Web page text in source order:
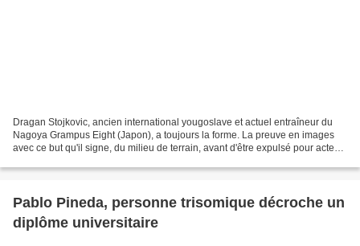
Dragan Stojkovic, ancien international yougoslave et actuel entraîneur du
Nagoya Grampus Eight (Japon), a toujours la forme. La preuve en images
avec ce but qu'il signe, du milieu de terrain, avant d'être expulsé pour acte
Pablo Pineda, personne trisomique décroche un
diplôme universitaire